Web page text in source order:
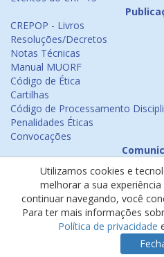
CREPOP - Livros
Resoluções/Decretos
Notas Técnicas
Manual MUORF
Código de Ética
Cartilhas
Código de Processamento
Penalidades Éticas
Convocações
Emissão de Certificados
Psicologia na Mídia
Ouvidoria
Política de cookies
Política de privacidade
Utilizamos cookies e
melhorar a sua
continuar navegando, você
Para ter mais informações
Política de privacidade